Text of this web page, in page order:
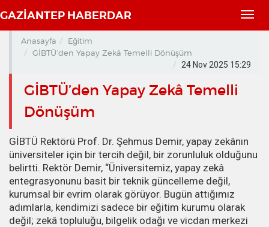
GAZİANTEP HABERDAR
Anasayfa
Eğitim
GİBTÜ’den Yapay Zekâ Temelli Dönüşüm
24 Nov 2025 15:29
GİBTÜ’den Yapay Zekâ Temelli
Dönüşüm
GİBTÜ Rektörü Prof. Dr. Şehmus Demir, yapay zekânın
üniversiteler için bir tercih değil, bir zorunluluk olduğunu
belirtti. Rektör Demir, “Üniversitemiz, yapay zekâ
entegrasyonunu basit bir teknik güncelleme değil,
kurumsal bir evrim olarak görüyor. Bugün attığımız
adımlarla, kendimizi sadece bir eğitim kurumu olarak
değil; zekâ topluluğu, bilgelik odağı ve vicdan merkezi